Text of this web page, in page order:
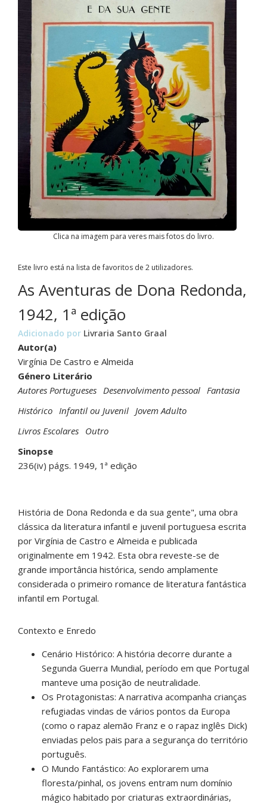
Clica na imagem para veres mais fotos do livro.
Este livro está na lista de favoritos de 2 utilizadores.
As Aventuras de Dona Redonda,
1942, 1ª edição
Adicionado por Livraria Santo Graal
Autor(a)
Virgínia De Castro e Almeida
Género Literário
Autores Portugueses Desenvolvimento pessoal Fantasia
Histórico Infantil ou Juvenil Jovem Adulto
Livros Escolares Outro
Sinopse
236(iv) págs. 1949, 1ª edição
História de Dona Redonda e da sua gente", uma obra
clássica da literatura infantil e juvenil portuguesa escrita
por Virgínia de Castro e Almeida e publicada
originalmente em 1942. Esta obra reveste-se de
grande importância histórica, sendo amplamente
considerada o primeiro romance de literatura fantástica
infantil em Portugal.
Contexto e Enredo
Cenário Histórico: A história decorre durante a
Segunda Guerra Mundial, período em que Portugal
manteve uma posição de neutralidade.
Os Protagonistas: A narrativa acompanha crianças
refugiadas vindas de vários pontos da Europa
(como o rapaz alemão Franz e o rapaz inglês Dick)
enviadas pelos pais para a segurança do território
português.
O Mundo Fantástico: Ao explorarem uma
floresta/pinhal, os jovens entram num domínio
mágico habitado por criaturas extraordinárias,